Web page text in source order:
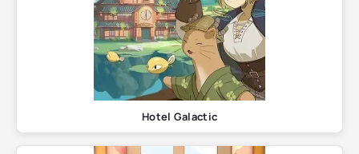
Hotel Galactic